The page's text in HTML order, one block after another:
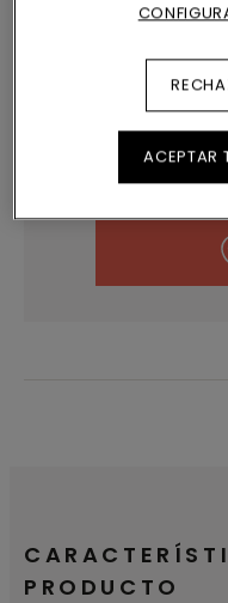
LOCALICE
MÁS
PRODUCTO
ACEPTAR